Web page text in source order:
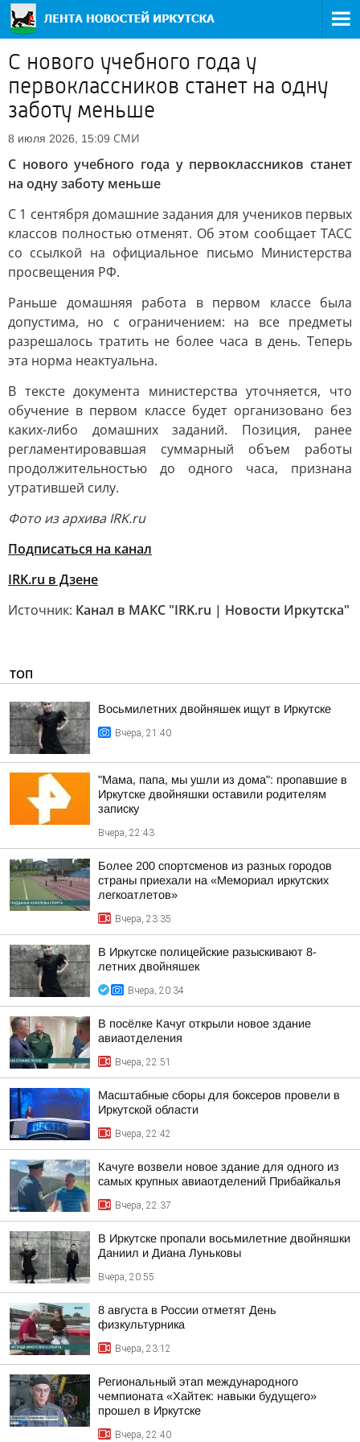
С нового учебного года у
первоклассников станет на одну
заботу меньше
8 июля 2026, 15:09 СМИ
С нового учебного года у первоклассников станет
на одну заботу меньше
С 1 сентября домашние задания для учеников первых
классов полностью отменят. Об этом сообщает ТАСС
со ссылкой на официальное письмо Министерства
просвещения РФ.
Раньше домашняя работа в первом классе была
допустима, но с ограничением: на все предметы
разрешалось тратить не более часа в день. Теперь
эта норма неактуальна.
В тексте документа министерства уточняется, что
обучение в первом классе будет организовано без
каких-либо домашних заданий. Позиция, ранее
регламентировавшая суммарный объем работы
продолжительностью до одного часа, признана
утратившей силу.
Фото из архива IRK.ru
Подписаться на канал
IRK.ru в Дзене
Источник: Канал в МАКС "IRK.ru | Новости Иркутска"
ТОП
Восьмилетних двойняшек ищут в Иркутске
Вчера, 21:40
"Мама, папа, мы ушли из дома": пропавшие в
Иркутске двойняшки оставили родителям
записку
Вчера, 22:43
Более 200 спортсменов из разных городов
страны приехали на «Мемориал иркутских
легкоатлетов»
Вчера, 23:35
В Иркутске полицейские разыскивают 8-
летних двойняшек
Вчера, 20:34
В посёлке Качуг открыли новое здание
авиаотделения
Вчера, 22:51
Масштабные сборы для боксеров провели в
Иркутской области
Вчера, 22:42
Качуге возвели новое здание для одного из
самых крупных авиаотделений Прибайкалья
Вчера, 22:37
В Иркутске пропали восьмилетние двойняшки
Даниил и Диана Луньковы
Вчера, 20:55
8 августа в России отметят День
физкультурника
Вчера, 23:12
Региональный этап международного
чемпионата «Хайтек: навыки будущего»
прошел в Иркутске
Вчера, 22:40